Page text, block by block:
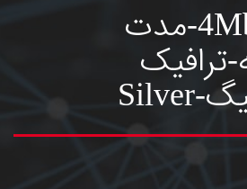
سرویس4Mbps-مدت
ترافیک